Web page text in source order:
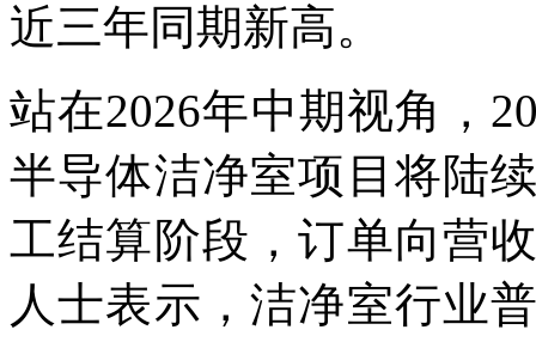
近三年同期新高。
站在2026年中期视角，
半导体洁净室项目将陆
工结算阶段，订单向营
人士表示，洁净室行业